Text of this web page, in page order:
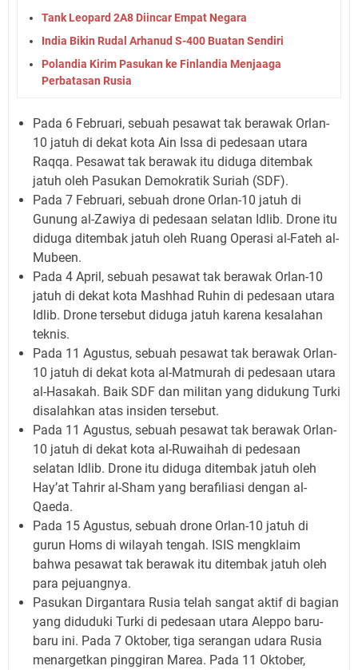
Tank Leopard 2A8 Diincar Empat Negara
India Bikin Rudal Arhanud S-400 Buatan Sendiri
Polandia Kirim Pasukan ke Finlandia Menjaaga
Perbatasan Rusia
Pada 6 Februari, sebuah pesawat tak berawak Orlan-
10 jatuh di dekat kota Ain Issa di pedesaan utara
Raqqa. Pesawat tak berawak itu diduga ditembak
jatuh oleh Pasukan Demokratik Suriah (SDF).
Pada 7 Februari, sebuah drone Orlan-10 jatuh di
Gunung al-Zawiya di pedesaan selatan Idlib. Drone itu
diduga ditembak jatuh oleh Ruang Operasi al-Fateh al-
Mubeen.
Pada 4 April, sebuah pesawat tak berawak Orlan-10
jatuh di dekat kota Mashhad Ruhin di pedesaan utara
Idlib. Drone tersebut diduga jatuh karena kesalahan
teknis.
Pada 11 Agustus, sebuah pesawat tak berawak Orlan-
10 jatuh di dekat kota al-Matmurah di pedesaan utara
al-Hasakah. Baik SDF dan militan yang didukung Turki
disalahkan atas insiden tersebut.
Pada 11 Agustus, sebuah pesawat tak berawak Orlan-
10 jatuh di dekat kota al-Ruwaihah di pedesaan
selatan Idlib. Drone itu diduga ditembak jatuh oleh
Hay’at Tahrir al-Sham yang berafiliasi dengan al-
Qaeda.
Pada 15 Agustus, sebuah drone Orlan-10 jatuh di
gurun Homs di wilayah tengah. ISIS mengklaim
bahwa pesawat tak berawak itu ditembak jatuh oleh
para pejuangnya.
Pasukan Dirgantara Rusia telah sangat aktif di bagian
yang diduduki Turki di pedesaan utara Aleppo baru-
baru ini. Pada 7 Oktober, tiga serangan udara Rusia
menargetkan pinggiran Marea. Pada 11 Oktober,